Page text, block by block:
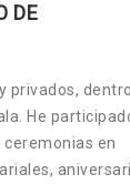
DE
privados,
He
en